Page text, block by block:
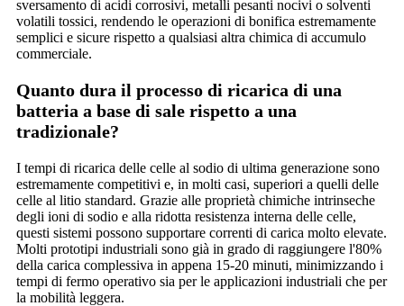
sversamento di acidi corrosivi, metalli pesanti nocivi o solventi
volatili tossici, rendendo le operazioni di bonifica estremamente
semplici e sicure rispetto a qualsiasi altra chimica di accumulo
commerciale.
Quanto dura il processo di ricarica di una
batteria a base di sale rispetto a una
tradizionale?
I tempi di ricarica delle celle al sodio di ultima generazione sono
estremamente competitivi e, in molti casi, superiori a quelli delle
celle al litio standard. Grazie alle proprietà chimiche intrinseche
degli ioni di sodio e alla ridotta resistenza interna delle celle,
questi sistemi possono supportare correnti di carica molto elevate.
Molti prototipi industriali sono già in grado di raggiungere l'80%
della carica complessiva in appena 15-20 minuti, minimizzando i
tempi di fermo operativo sia per le applicazioni industriali che per
la mobilità leggera.